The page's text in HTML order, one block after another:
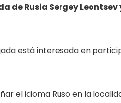
de Rusia Sergey Leontsev
está interesada en
el idioma Ruso en la